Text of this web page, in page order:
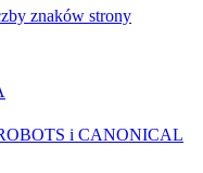
znaków strony
i CANONICAL